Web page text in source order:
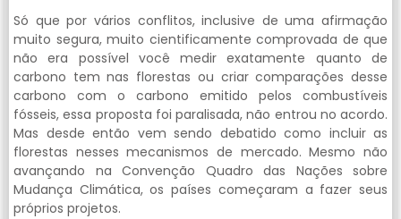
Só que por vários conflitos, inclusive de uma afirmação
muito segura, muito cientificamente comprovada de que
não era possível você medir exatamente quanto de
carbono tem nas florestas ou criar comparações desse
carbono com o carbono emitido pelos combustíveis
fósseis, essa proposta foi paralisada, não entrou no acordo.
Mas desde então vem sendo debatido como incluir as
florestas nesses mecanismos de mercado. Mesmo não
avançando na Convenção Quadro das Nações sobre
Mudança Climática, os países começaram a fazer seus
próprios projetos.